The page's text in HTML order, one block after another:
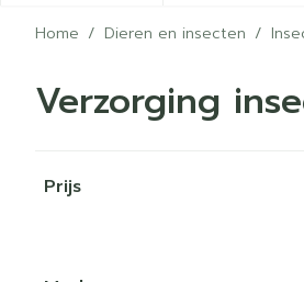
Home / Dieren en insecten /
Verzorging
Prijs